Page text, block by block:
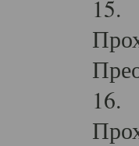
15.
16.